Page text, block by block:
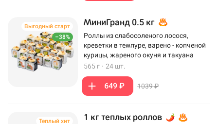
–38%
Выгодный старт МиниГранд 0.5 кг
Роллы из слабосоленого лосося,
креветки в темпуре, варено - копченой
курицы, жареного окуня и такуана
565 г · 24 шт.
649 ₽ 1039 ₽
Теплый хит 1 кг теплых роллов